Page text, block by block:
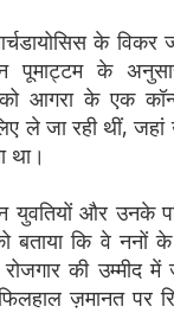
के विकर
पूमाट्टम के
को आगरा के एक
ले जा रही थीं, जहां
था।
युवतियों और उनके
बताया कि वे ननों
की उम्मीद में
ज़मानत पर